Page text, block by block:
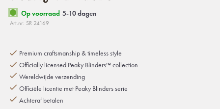
Op voorraad 5-10 dagen
Art.nr: SR 24169
Premium craftsmanship & timeless style
Officially licensed Peaky Blinders™ collection
Wereldwijde verzending
Officiële licentie met Peaky Blinders serie
Achteraf betalen